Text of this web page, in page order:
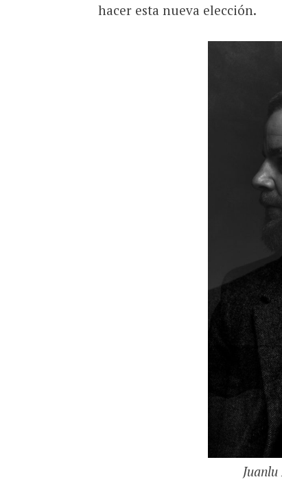
hacer esta nueva elección.